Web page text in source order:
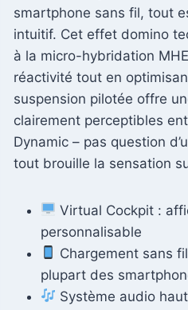
smartphone sans fil, tout
intuitif. Cet effet domino
à la micro-hybridation
réactivité tout en
suspension pilotée offre
clairement perceptibles
Dynamic – pas question
tout brouille la sensation
Virtual Cockpit :
personnalisable
Chargement sans
plupart des
Système audio